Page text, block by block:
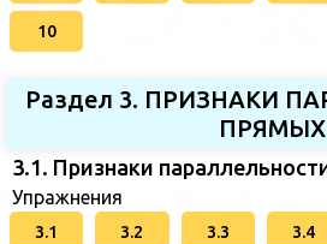
10
Раздел 3. ПРИЗНАКИ
ПРЯМЫХ
3.1. Признаки
Упражнения
3.1 3.2 3.3 3.4